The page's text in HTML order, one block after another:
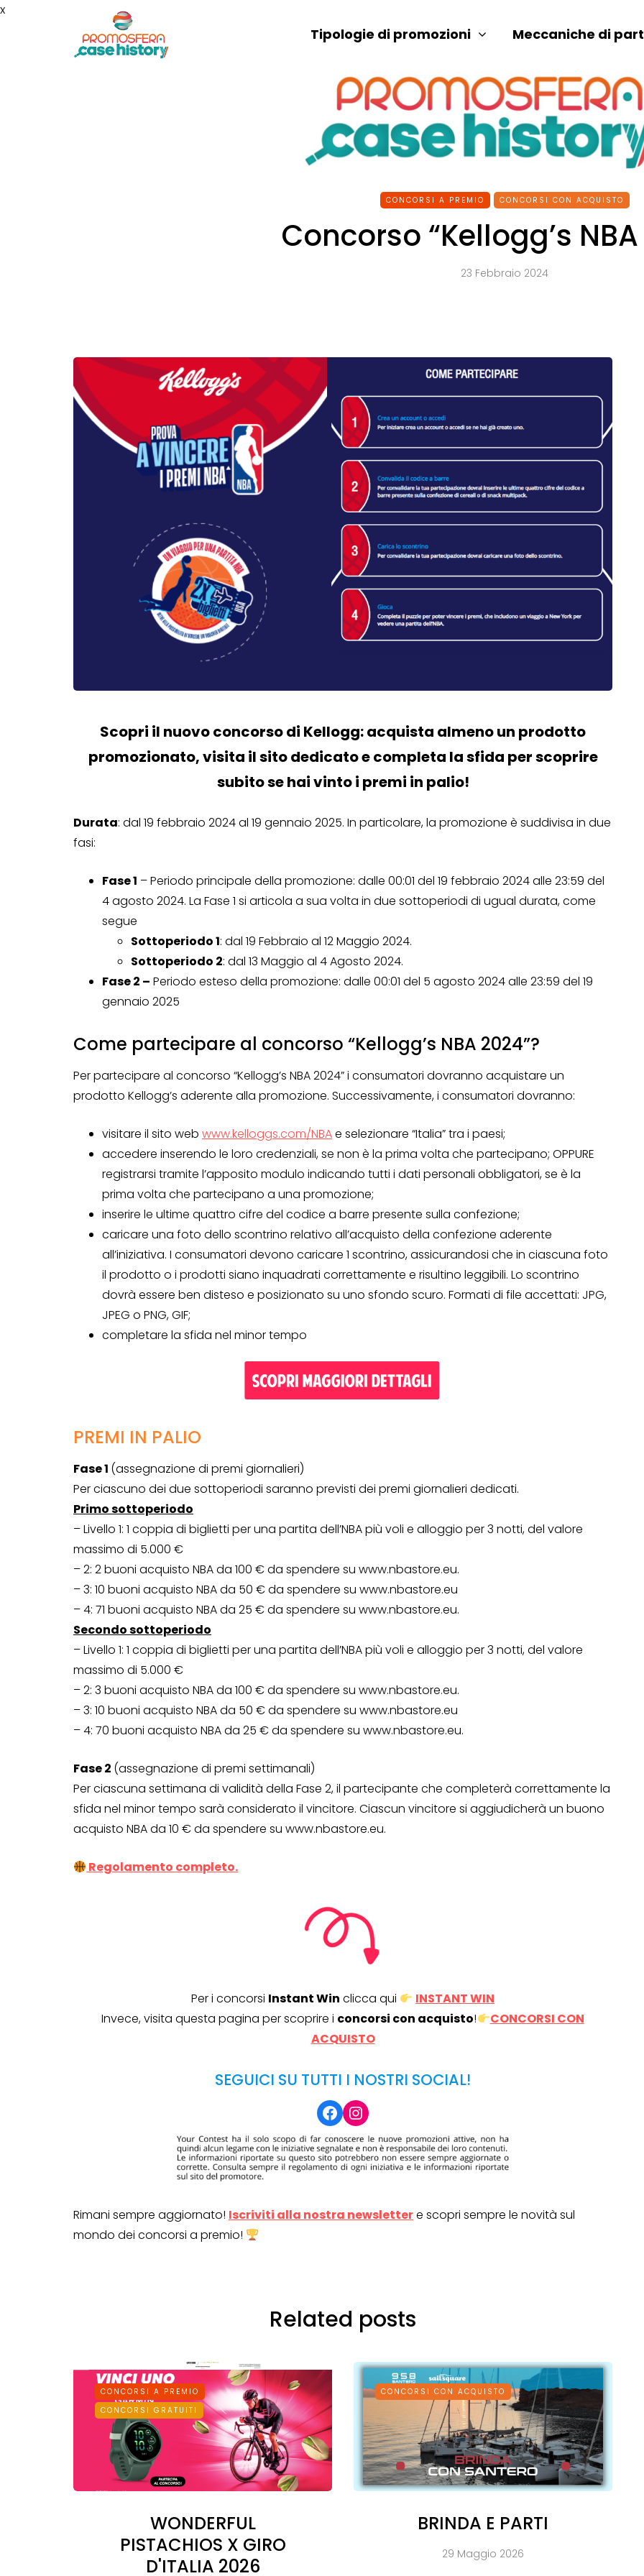
x
Tipologie di promozioni Meccaniche di
CONCORSI A PREMIO CONCORSI CON ACQUISTO
Concorso “Kellogg’s
23 Febbraio 2024
Scopri il nuovo concorso di Kellogg: acquista almeno un prodotto
promozionato, visita il sito dedicato e completa la sfida per scoprire
subito se hai vinto i premi in palio!
Durata: dal 19 febbraio 2024 al 19 gennaio 2025. In particolare, la promozione è suddivisa in due
fasi:
Fase 1 – Periodo principale della promozione: dalle 00:01 del 19 febbraio 2024 alle 23:59 del
4 agosto 2024. La Fase 1 si articola a sua volta in due sottoperiodi di ugual durata, come
segue
Sottoperiodo 1: dal 19 Febbraio al 12 Maggio 2024.
Sottoperiodo 2: dal 13 Maggio al 4 Agosto 2024.
Fase 2 – Periodo esteso della promozione: dalle 00:01 del 5 agosto 2024 alle 23:59 del 19
gennaio 2025
Come partecipare al concorso “Kellogg’s NBA 2024”?
Per partecipare al concorso “Kellogg’s NBA 2024” i consumatori dovranno acquistare un
prodotto Kellogg’s aderente alla promozione. Successivamente, i consumatori dovranno:
visitare il sito web www.kelloggs.com/NBAe selezionare “Italia” tra i paesi;
accedere inserendo le loro credenziali, se non è la prima volta che partecipano; OPPURE
registrarsi tramite l’apposito modulo indicando tutti i dati personali obbligatori, se è la
prima volta che partecipano a una promozione;
inserire le ultime quattro cifre del codice a barre presente sulla confezione;
caricare una foto dello scontrino relativo all’acquisto della confezione aderente
all’iniziativa. I consumatori devono caricare 1 scontrino, assicurandosi che in ciascuna foto
il prodotto o i prodotti siano inquadrati correttamente e risultino leggibili. Lo scontrino
dovrà essere ben disteso e posizionato su uno sfondo scuro. Formati di file accettati: JPG,
JPEG o PNG, GIF;
completare la sfida nel minor tempo
PREMI IN PALIO
Fase 1 (assegnazione di premi giornalieri)
Per ciascuno dei due sottoperiodi saranno previsti dei premi giornalieri dedicati.
Primo sottoperiodo
– Livello 1: 1 coppia di biglietti per una partita dell’NBA più voli e alloggio per 3 notti, del valore
massimo di 5.000 €
– 2: 2 buoni acquisto NBA da 100 € da spendere su www.nbastore.eu.
– 3: 10 buoni acquisto NBA da 50 € da spendere su www.nbastore.eu
– 4: 71 buoni acquisto NBA da 25 € da spendere su www.nbastore.eu.
Secondo sottoperiodo
– Livello 1: 1 coppia di biglietti per una partita dell’NBA più voli e alloggio per 3 notti, del valore
massimo di 5.000 €
– 2: 3 buoni acquisto NBA da 100 € da spendere su www.nbastore.eu.
– 3: 10 buoni acquisto NBA da 50 € da spendere su www.nbastore.eu
– 4: 70 buoni acquisto NBA da 25 € da spendere su www.nbastore.eu.
Fase 2 (assegnazione di premi settimanali)
Per ciascuna settimana di validità della Fase 2, il partecipante che completerà correttamente la
sfida nel minor tempo sarà considerato il vincitore. Ciascun vincitore si aggiudicherà un buono
acquisto NBA da 10 € da spendere su www.nbastore.eu.
Regolamento completo.
Per i concorsi Instant Win clicca qui
INSTANT WIN
Invece, visita questa pagina per scoprire i concorsi con acquisto!
CONCORSI CON
ACQUISTO
SEGUICI SU TUTTI I NOSTRI SOCIAL!
Facebook
Instagram
Rimani sempre aggiornato! Iscriviti alla nostra newslettere scopri sempre le novità sul
mondo dei concorsi a premio!
Related posts
CONCORSI A PREMIO
CONCORSI GRATUITI
WONDERFUL
PISTACHIOS X GIRO
D'ITALIA 2026
CONCORSI CON ACQUISTO
BRINDA E PARTI
29 Maggio 2026
CONCORSI A PREMIO
CONCORSI CON ACQUISTO
Genertellife ti
regalano fino a 500€
in buoni!